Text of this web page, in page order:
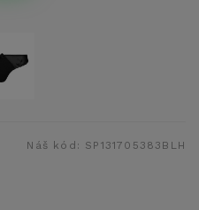
Náš kód: SP131705383BLH